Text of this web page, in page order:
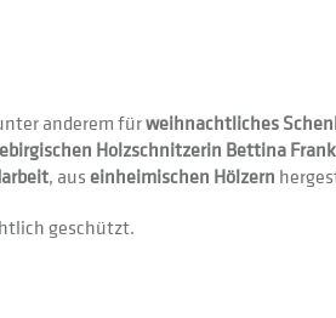
anderem fürweihnachtliches
Holzschnitzerin Bettina
, aus einheimischen Hölzern
geschützt.